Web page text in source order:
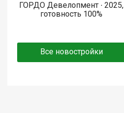
ГОРДО Девелопмент ∙ 2025,
готовность 100%
Все новостройки